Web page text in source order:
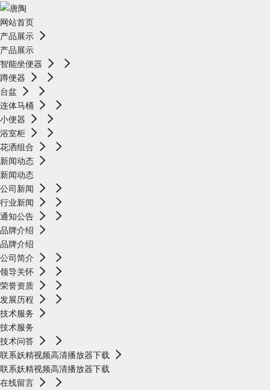
网站首页
产品展示
产品展示
智能坐便器
蹲便器
台盆
连体马桶
小便器
浴室柜
花洒组合
新闻动态
新闻动态
公司新闻
行业新闻
通知公告
品牌介绍
品牌介绍
公司简介
领导关怀
荣誉资质
发展历程
技术服务
技术服务
技术问答
联系妖精视频高清播放器下载
联系妖精视频高清播放器下载
在线留言